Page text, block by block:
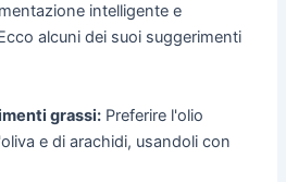
intelligente e
alcuni dei suoi suggerimenti
grassi: Preferire l'olio
e di arachidi, usandoli con